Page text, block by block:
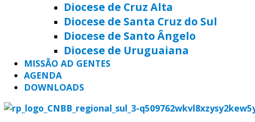
Diocese de Cruz Alta
Diocese de Santa Cruz do Sul
Diocese de Santo Ângelo
Diocese de Uruguaiana
MISSÃO AD GENTES
AGENDA
DOWNLOADS